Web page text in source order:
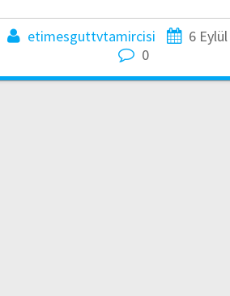
etimesguttvtamircisi
6
0